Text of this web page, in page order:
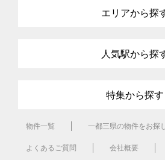
エリアから探
人気駅から探
特集から探す
物件一覧 一都三県の物件をお探
よくあるご質問 会社概要